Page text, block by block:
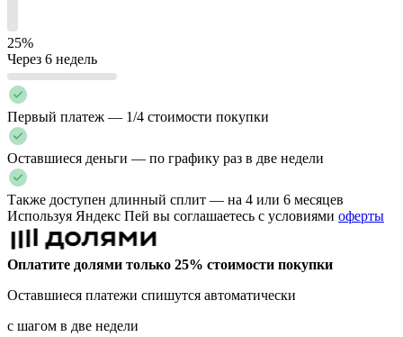
25%
Через 6 недель
Первый платеж — 1/4 стоимости покупки
Оставшиеся деньги — по графику раз в две недели
Также доступен длинный сплит — на 4 или 6 месяцев
Используя Яндекс Пей вы соглашаетесь с условиями оферты
Оплатите долями только 25% стоимости покупки
Оставшиеся платежи спишутся автоматически
с шагом в две недели